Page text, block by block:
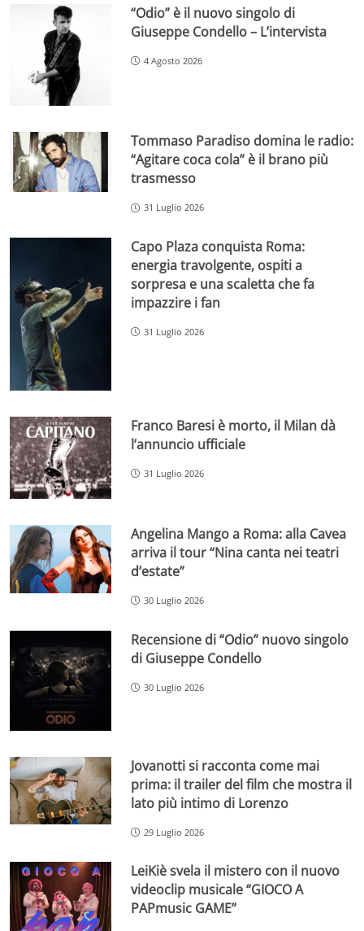
“Odio” è il nuovo singolo di
Giuseppe Condello – L’intervista
4 Agosto 2026
Tommaso Paradiso domina le radio:
“Agitare coca cola” è il brano più
trasmesso
31 Luglio 2026
Capo Plaza conquista Roma:
energia travolgente, ospiti a
sorpresa e una scaletta che fa
impazzire i fan
31 Luglio 2026
Franco Baresi è morto, il Milan dà
l’annuncio ufficiale
31 Luglio 2026
Angelina Mango a Roma: alla Cavea
arriva il tour “Nina canta nei teatri
d’estate”
30 Luglio 2026
Recensione di “Odio” nuovo singolo
di Giuseppe Condello
30 Luglio 2026
Jovanotti si racconta come mai
prima: il trailer del film che mostra il
lato più intimo di Lorenzo
29 Luglio 2026
LeiKiè svela il mistero con il nuovo
videoclip musicale “GIOCO A
PAPmusic GAME”